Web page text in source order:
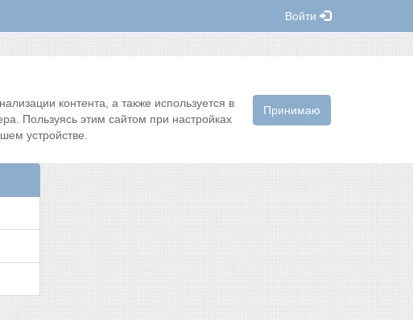
Войти
Принимаю
контента, а также используется в
Пользуясь этим сайтом при настройках
устройстве.